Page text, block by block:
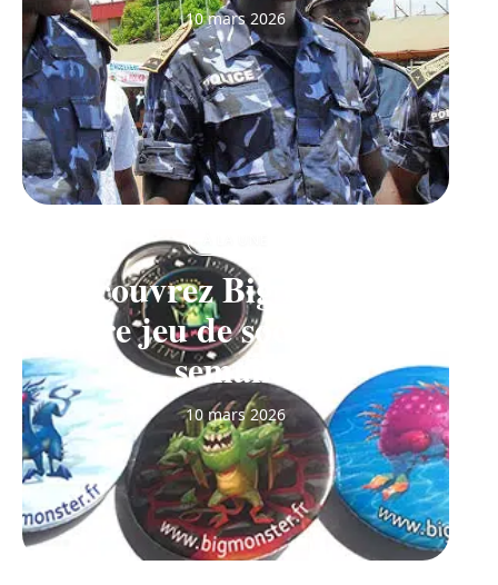
10 mars 2026
Découvrez Big Monster,
notre jeu de société de la
semaine
10 mars 2026